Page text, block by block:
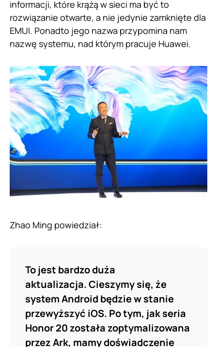
informacji, które krążą w sieci ma być to
rozwiązanie otwarte, a nie jedynie zamknięte dla
EMUI. Ponadto jego nazwa przypomina nam
nazwę systemu, nad którym pracuje Huawei.
Zhao Ming powiedział:
To jest bardzo duża
aktualizacja. Cieszymy się, że
system Android będzie w stanie
przewyższyć iOS. Po tym, jak seria
Honor 20 została zoptymalizowana
przez Ark, mamy doświadczenie